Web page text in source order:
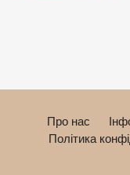
Про нас
Політика